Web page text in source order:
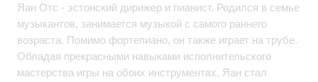
Яан Отс - эстонский дирижер и пианист. Родился в семье
музыкантов, занимается музыкой с самого раннего
возраста. Помимо фортепиано, он также играет на трубе.
Обладая прекрасными навыками исполнительского
мастерства игры на обоих инструментах, Яан стал